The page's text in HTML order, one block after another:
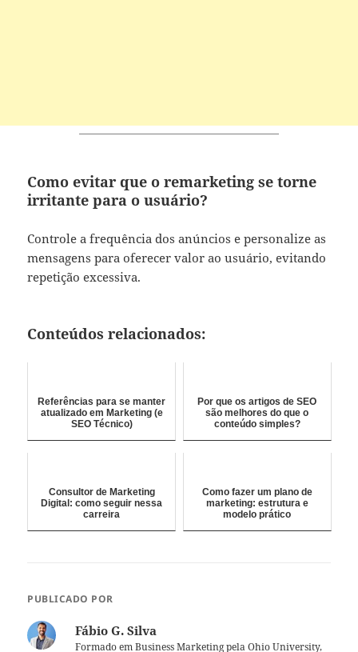
Como evitar que o remarketing se torne
irritante para o usuário?
Controle a frequência dos anúncios e personalize as
mensagens para oferecer valor ao usuário, evitando
repetição excessiva.
Conteúdos relacionados:
Referências para se manter
atualizado em Marketing (e
SEO Técnico)
Por que os artigos de SEO
são melhores do que o
conteúdo simples?
Consultor de Marketing
Digital: como seguir nessa
carreira
Como fazer um plano de
marketing: estrutura e
modelo prático
PUBLICADO POR
Fábio G. Silva
Formado em Business Marketing pela Ohio University,